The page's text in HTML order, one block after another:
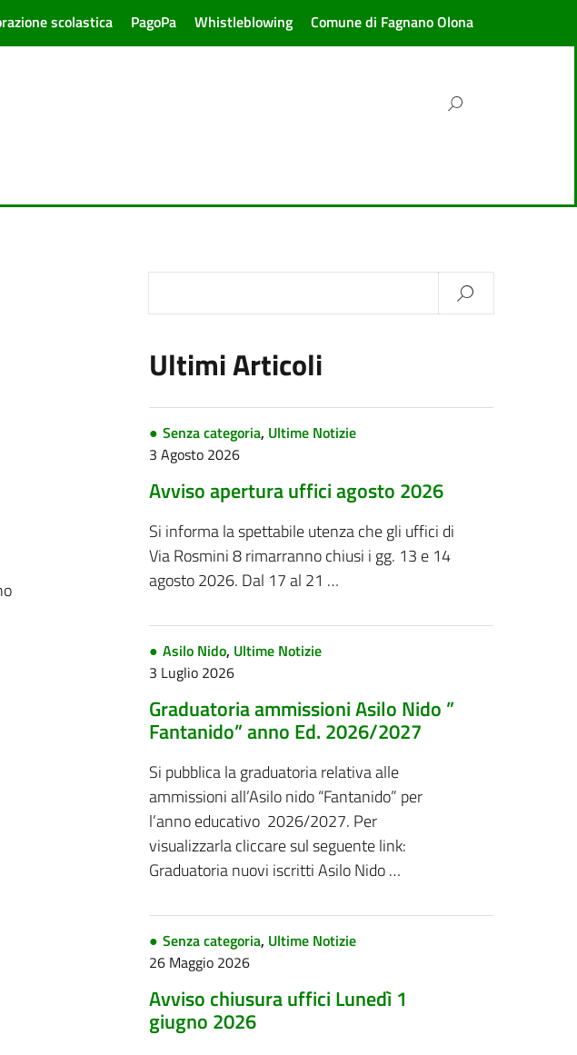
scolastica PagoPa Whistleblowing Comune di Fagnano Olona
Ultimi Articoli
Senza categoria, Ultime Notizie
3 Agosto 2026
Avviso apertura uffici agosto 2026
Si informa la spettabile utenza che gli uffici di
Via Rosmini 8 rimarranno chiusi i gg. 13 e 14
agosto 2026. Dal 17 al 21 …
Asilo Nido, Ultime Notizie
3 Luglio 2026
Graduatoria ammissioni Asilo Nido ”
Fantanido” anno Ed. 2026/2027
Si pubblica la graduatoria relativa alle
ammissioni all’Asilo nido “Fantanido” per
l’anno educativo 2026/2027. Per
visualizzarla cliccare sul seguente link:
Graduatoria nuovi iscritti Asilo Nido …
Senza categoria, Ultime Notizie
26 Maggio 2026
Avviso chiusura uffici Lunedì 1
giugno 2026